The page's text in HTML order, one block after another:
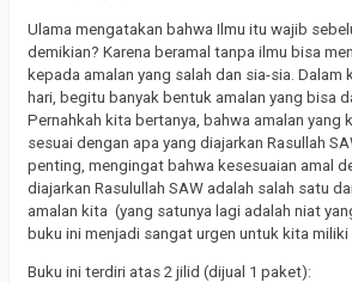
Ulama mengatakan bahwa Ilmu itu wajib
demikian? Karena beramal tanpa ilmu bisa
kepada amalan yang salah dan sia-sia. Dalam
hari, begitu banyak bentuk amalan yang bisa
Pernahkah kita bertanya, bahwa amalan yang
sesuai dengan apa yang diajarkan Rasullah
penting, mengingat bahwa kesesuaian amal
diajarkan Rasulullah SAW adalah salah satu
amalan kita (yang satunya lagi adalah niat
buku ini menjadi sangat urgen untuk kita miliki
Buku ini terdiri atas 2 jilid (dijual 1 paket):